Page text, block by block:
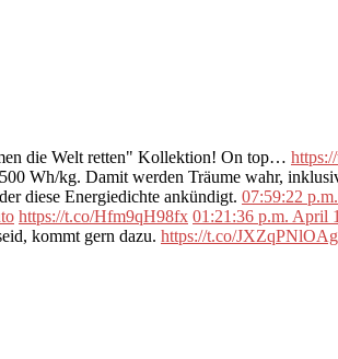
die Welt retten" Kollektion! On top…
Wh/kg. Damit werden Träume wahr,
diese Energiedichte ankündigt. 07:59:22
https://t.co/Hfm9qH98fx 01:21:36 p.m. April
kommt gern dazu. https://t.co/JXZqPNlOAg